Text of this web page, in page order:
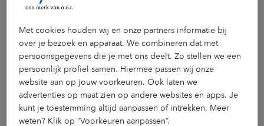
Re-integratie
Hoe begeleid je medewerkers
succesvol terug naar werk?
MEER OVER DIT THEMA
Met cookies houden wij en onze partners informatie bij
over je bezoek en apparaat. We combineren dat met
persoonsgegevens die je met ons deelt. Zo stellen we een
persoonlijk profiel samen. Hiermee passen wij onze
website aan op jouw voorkeuren. Ook laten we
advertenties op maat zien op andere websites en apps. Je
kunt je toestemming altijd aanpassen of intrekken. Meer
weten? Klik op “Voorkeuren aanpassen”.